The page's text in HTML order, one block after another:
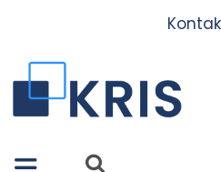
Close X
Merkmale
Lösungen
Apps